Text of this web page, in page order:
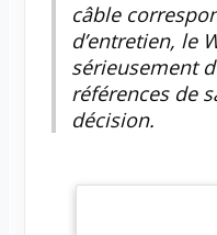
câble
d’entretien, le
sérieusement
références de
décision.